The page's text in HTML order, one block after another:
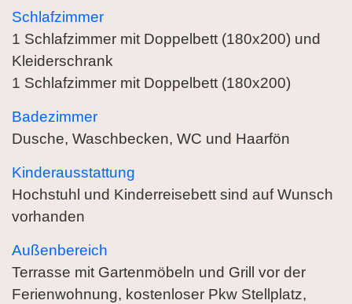
Schlafzimmer
1 Schlafzimmer mit Doppelbett (180x200) und
Kleiderschrank
1 Schlafzimmer mit Doppelbett (180x200)
Badezimmer
Dusche, Waschbecken, WC und Haarfön
Kinderausstattung
Hochstuhl und Kinderreisebett sind auf Wunsch
vorhanden
Außenbereich
Terrasse mit Gartenmöbeln und Grill vor der
Ferienwohnung, kostenloser Pkw Stellplatz,